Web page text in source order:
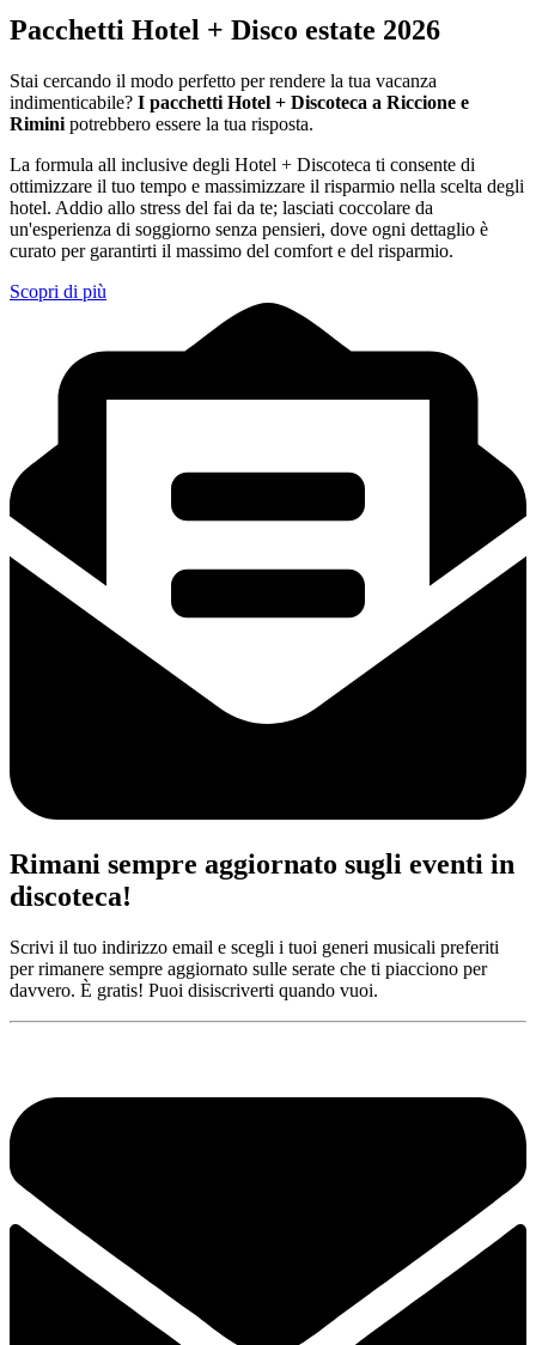
Pacchetti Hotel + Disco estate 2026
Stai cercando il modo perfetto per rendere la tua vacanza
indimenticabile? I pacchetti Hotel + Discoteca a Riccione e
Rimini potrebbero essere la tua risposta.
La formula all inclusive degli Hotel + Discoteca ti consente di
ottimizzare il tuo tempo e massimizzare il risparmio nella scelta degli
hotel. Addio allo stress del fai da te; lasciati coccolare da
un'esperienza di soggiorno senza pensieri, dove ogni dettaglio è
curato per garantirti il massimo del comfort e del risparmio.
Scopri di più
Rimani sempre aggiornato sugli eventi in
discoteca!
Scrivi il tuo indirizzo email e scegli i tuoi generi musicali preferiti
per rimanere sempre aggiornato sulle serate che ti piacciono per
davvero. È gratis! Puoi disiscriverti quando vuoi.